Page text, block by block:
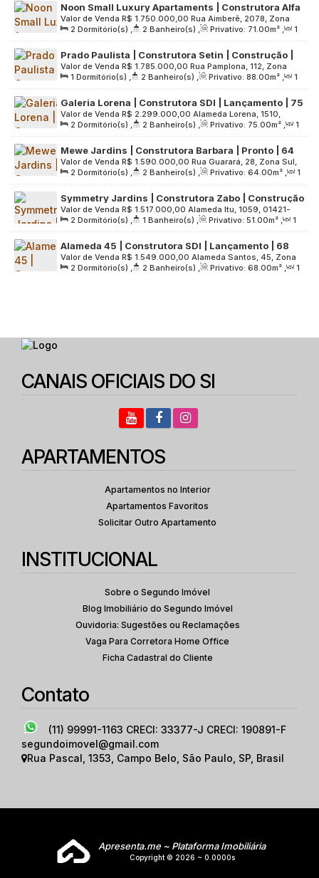
Noon Small Luxury Apartaments | Construtora Alfa
Realty | Pronto | 71 metros | 02 dormitórios | suíte |
varanda | sem vaga
R$ 1.750.000,00
Valor de Venda
Rua Aimberê, 2078, Zona
Oeste, 01258-020, Sumaré, São Paulo, São Paulo, Brasil
2 Dormitório(s) , 2 Banheiro(s) , Privativo: 71.00m² ,
1
Sala(s) , 1 Suíte(s) , Útil: 71.00m² , Terreno: 820.00m²
Prado Paulista | Construtora Setin | Construção |
88 metros | 01 suíte | lavabo | varanda social | 01
vaga
R$ 1.785.000,00
Valor de Venda
Rua Pamplona, 112, Zona
Oeste, 01405-000, Jardim Paulista, São Paulo, São Paulo,
Brasil
1 Dormitório(s) , 2 Banheiro(s) , Privativo: 88.00m² ,
1
Sala(s) , 1 Suíte(s) , 1 Vaga(s) , Útil: 88.00m² ,
Terreno:
1039.00m²
Galeria Lorena | Construtora SDI | Lançamento | 75
metros | 02 dormitórios | suíte | varanda | 01 vaga
R$ 2.299.000,00
Valor de Venda
Alameda Lorena, 1510,
Zonas Oeste, 01424-006, Jardim Paulista, São Paulo, São
Paulo, Brasil
2 Dormitório(s) , 2 Banheiro(s) , Privativo: 75.00m² ,
1
Sala(s) , 1 Suíte(s) , 1 Vaga(s) , Útil: 75.00m² ,
Terreno:
1631.00m²
Mewe Jardins | Construtora Barbara | Pronto | 64
metros | 02 dormitórios | suíte | varanda | 01 vaga
R$ 1.590.000,00
Valor de Venda
Rua Guarará, 28, Zona Sul,
01425-001, Jardim Paulista, São Paulo, São Paulo, Brasil
2 Dormitório(s) , 2 Banheiro(s) , Privativo: 64.00m² ,
1
Sala(s) , 1 Suíte(s) , 1 Vaga(s) , Útil: 64.00m² ,
Terreno:
1141.00m²
Symmetry Jardins | Construtora Zabo | Construção
| 51 metros | 02 dormitórios | varanda | 01 vaga
R$ 1.517.000,00
Valor de Venda
Alameda Itu, 1059, 01421-
003, Jardim Paulista, São Paulo, São Paulo, Brasil
2 Dormitório(s) , 1 Banheiro(s) , Privativo: 51.00m² ,
1
Sala(s) , 1 Vaga(s) , Útil: 51.00m² , Terreno: 2207.00m²
Alameda 45 | Construtora SDI | Lançamento | 68
metros | 02 dormitórios | suíte | varanda gourmet |
01 vaga
R$ 1.549.000,00
Valor de Venda
Alameda Santos, 45, Zona
Sul, 01419-001, Cerqueira César, São Paulo, São Paulo, Brasil
2 Dormitório(s) , 2 Banheiro(s) , Privativo: 68.00m² ,
1
CANAIS OFICIAIS DO SI
APARTAMENTOS
Apartamentos no Interior
Apartamentos Favoritos
Solicitar Outro Apartamento
INSTITUCIONAL
Sobre o Segundo Imóvel
Blog Imobiliário do Segundo Imóvel
Ouvidoria: Sugestões ou Reclamações
Vaga Para Corretora Home Office
Ficha Cadastral do Cliente
Contato
(11) 99991-1163 CRECI: 33377-J CRECI: 190891-F
segundoimovel@gmail.com
Rua Pascal 1353 Campo Belo São Paulo SP Brasil
Apresenta.me ~ Plataforma Imobiliária
Copyright © 2026 ~ 0.0000s